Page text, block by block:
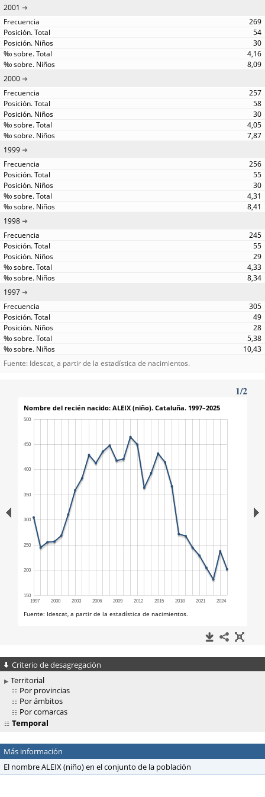
2001
269
54
30
4,16
8,09
2000
257
58
30
4,05
7,87
1999
256
55
30
4,31
8,41
1998
245
55
29
4,33
8,34
1997
305
49
28
5,38
10,43
Fuente: Idescat, a partir de la estadística de nacimientos.
Criterio de desagregación
Territorial
Por provincias
Por ámbitos
Por comarcas
Temporal
Más información
El nombre ALEIX (niño) en el conjunto de la población